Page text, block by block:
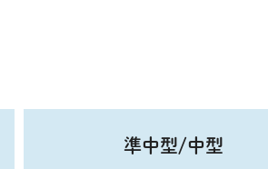
準中型/中型